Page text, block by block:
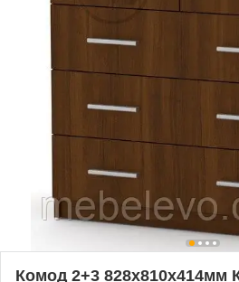
Комод 2+3 828х810х414мм